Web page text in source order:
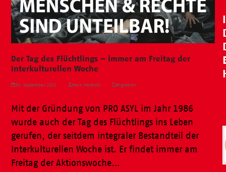
Der Tag des Flüchtlings – immer am Freitag der
Interkulturellen Woche
30. September 2021 Maik Herfurth Migration
Mit der Gründung von PRO ASYL im Jahr 1986
wurde auch der Tag des Flüchtlings ins Leben
gerufen, der seitdem integraler Bestandteil der
Interkulturellen Woche ist. Er findet immer am
Freitag der Aktionswoche…